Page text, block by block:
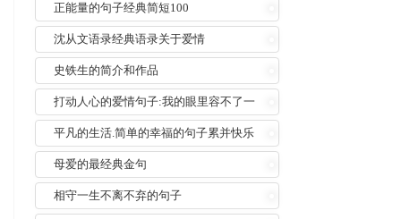
正能量的句子经典简短100
沈从文语录经典语录关于爱情
史铁生的简介和作品
打动人心的爱情句子:我的眼里容不了一
粒沙
平凡的生活.简单的幸福的句子累并快乐
着
母爱的最经典金句
相守一生不离不弃的句子